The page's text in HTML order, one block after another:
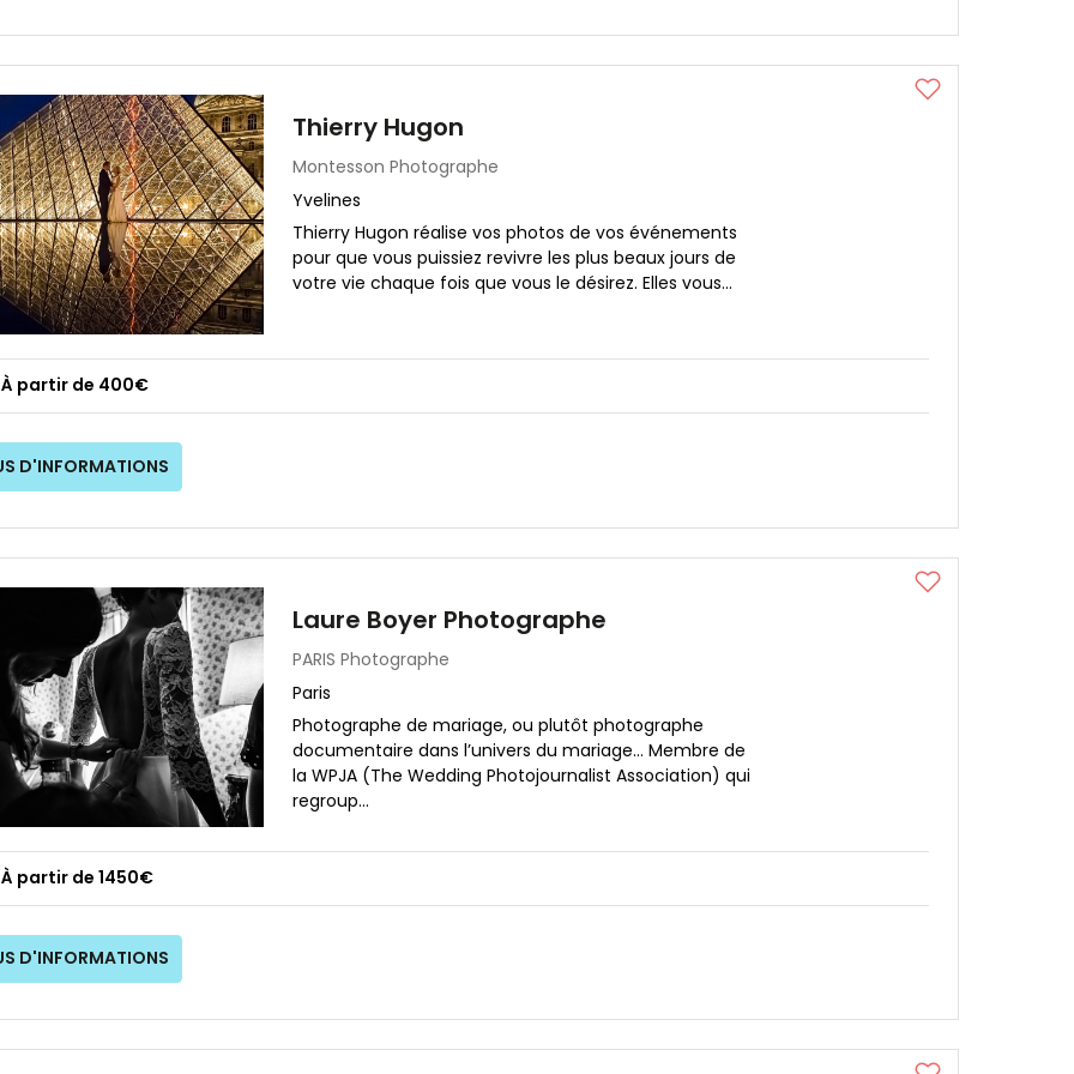
Thierry Hugon
Montesson Photographe
Yvelines
Thierry Hugon réalise vos photos de vos événements
pour que vous puissiez revivre les plus beaux jours de
votre vie chaque fois que vous le désirez. Elles vous...
À partir de 400€
D'INFORMATIONS
Laure Boyer Photographe
PARIS Photographe
Paris
Photographe de mariage, ou plutôt photographe
documentaire dans l’univers du mariage… Membre de
la WPJA (The Wedding Photojournalist Association) qui
regroup...
À partir de 1450€
D'INFORMATIONS